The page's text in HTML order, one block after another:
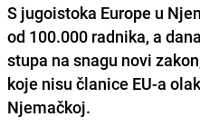
S jugoistoka Europe u
od 100.000 radnika, a
stupa na snagu novi
koje nisu članice EU-a
Njemačkoj.